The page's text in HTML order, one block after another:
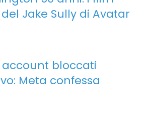
Jake Sully di Avatar
account bloccati
Meta confessa